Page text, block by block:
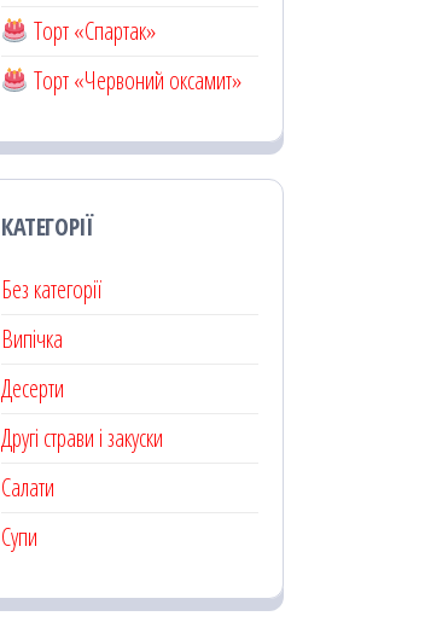
Торт «Спартак»
Торт «Червоний оксамит»
КАТЕГОРІЇ
Без категорії
Випічка
Десерти
Другі страви і закуски
Салати
Супи